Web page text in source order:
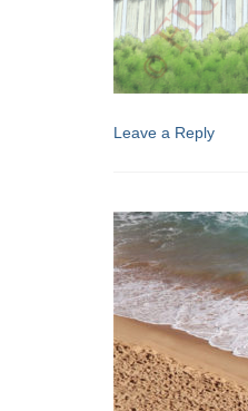
Leave a Reply